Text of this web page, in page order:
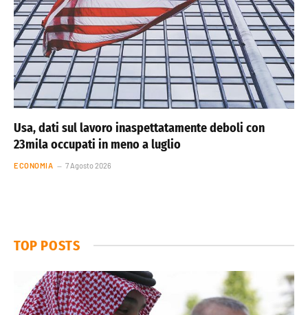
Usa, dati sul lavoro inaspettatamente deboli con
23mila occupati in meno a luglio
ECONOMIA 7 Agosto 2026
TOP POSTS